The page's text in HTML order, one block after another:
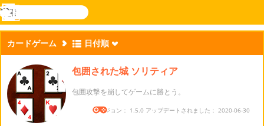
Novel
検
索
ログ
メ
ニ
ー
カードゲーム 日付順
包囲された城 ソリティア
包囲攻撃を崩してゲームに勝とう。
バージョン： 1.5.0 アップデートされました： 2020-06-30